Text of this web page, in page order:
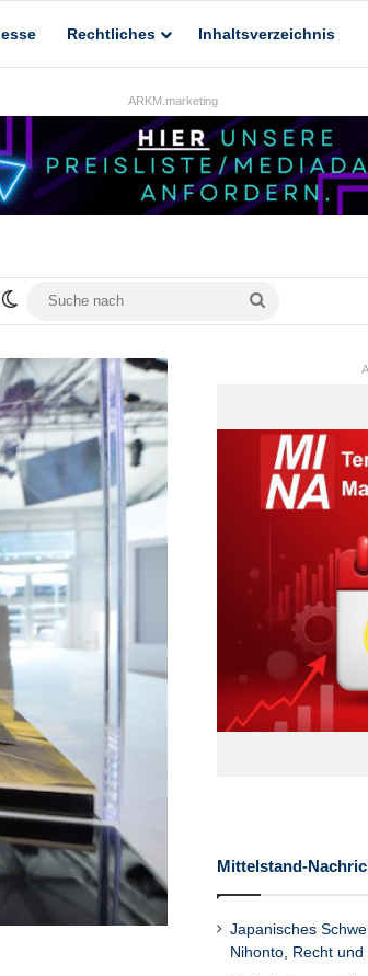
Rechtliches Inhaltsverzeichnis
ARKM.marketing
Skin umschalten
Mittelstand-
Japanisches
Nihonto, Recht